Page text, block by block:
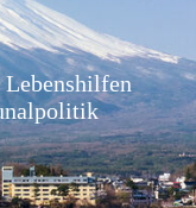
Lebenshilfen